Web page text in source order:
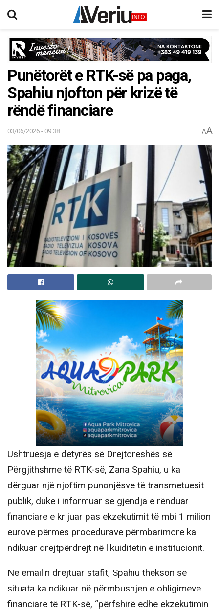
Punëtorët e RTK-së pa paga,
Spahiu njofton për krizë të
rëndë financiare
03/06/2026 - 09:38 AA
Ushtruesja e detyrës së Drejtoreshës së
Përgjithshme të RTK-së, Zana Spahiu, u ka
dërguar një njoftim punonjësve të transmetuesit
publik, duke i informuar se gjendja e rënduar
financiare e krijuar pas ekzekutimit të mbi 1 milion
eurove përmes procedurave përmbarimore ka
ndikuar drejtpërdrejt në likuiditetin e institucionit.
Në emailin drejtuar stafit, Spahiu thekson se
situata ka ndikuar në përmbushjen e obligimeve
financiare të RTK-së, “përfshirë edhe ekzekutimin